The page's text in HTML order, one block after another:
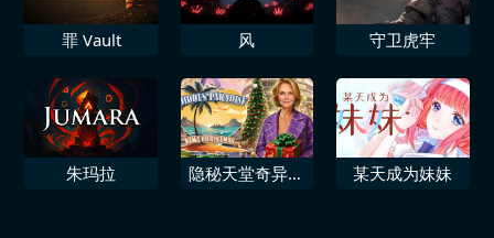
罪 Vault 风 守卫虎牢
朱玛拉
隐秘天堂奇异果
某天成为妹妹